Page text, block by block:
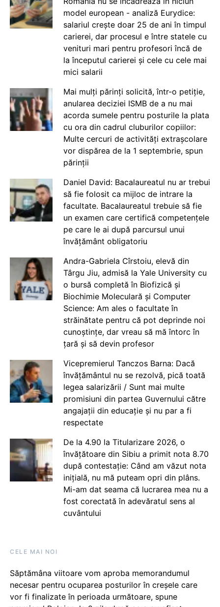
model european - analiză Eurydice:
salariul crește doar 25 de ani în timpul
carierei, dar procesul e între statele cu
venituri mari pentru profesori încă de
la începutul carierei și cele cu cele mai
mici salarii
Mai mulți părinți solicită, într-o petiție,
anularea deciziei ISMB de a nu mai
acorda sumele pentru posturile la plata
cu ora din cadrul cluburilor copiilor:
Multe cercuri de activități extrașcolare
vor dispărea de la 1 septembrie, spun
părinții
Daniel David: Bacalaureatul nu ar trebui
să fie folosit ca mijloc de intrare la
facultate. Bacalaureatul trebuie să fie
un examen care certifică competențele
pe care le ai după parcursul unui
învățământ obligatoriu
Andra-Gabriela Cîrstoiu, elevă din
Târgu Jiu, admisă la Yale University cu
o bursă completă în Biofizică și
Biochimie Moleculară și Computer
Science: Am ales o facultate în
străinătate pentru că pot deprinde noi
cunoștințe, dar vreau să mă întorc în
țară și să devin profesor
Vicepremierul Tanczos Barna: Dacă
învățământul nu se rezolvă, pică toată
legea salarizării / Sunt mai multe
promisiuni din partea Guvernului către
angajații din educație și nu par a fi
respectate
De la 4.90 la Titularizare 2026, o
învățătoare din Sibiu a primit nota 8.70
după contestație: Când am văzut nota
inițială, nu mă puteam opri din plâns.
Mi-am dat seama că lucrarea mea nu a
fost corectată în adevăratul sens al
cuvântului
CELE MAI NOI
Săptămâna viitoare vom aproba memorandumul
necesar pentru ocuparea posturilor în creșele care
vor fi finalizate în perioada următoare, spune